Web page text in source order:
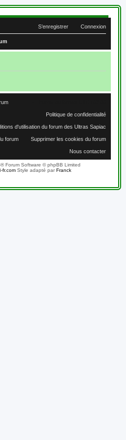
Connexion
S’enregistrer
Politique de confidentialité
d'utilisation du forum des Ultras Sapiac
Supprimer les cookies du forum
forum
Nous contacter
® Forum Software © phpBB Limited
fr.comStyle adapté parFranck